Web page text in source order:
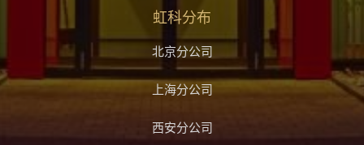
虹科分布
北京分公司
上海分公司
西安分公司